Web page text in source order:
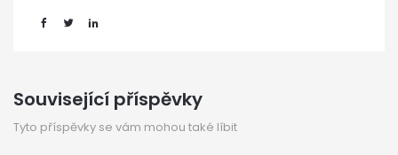
Související příspěvky
Tyto příspěvky se vám mohou také líbit